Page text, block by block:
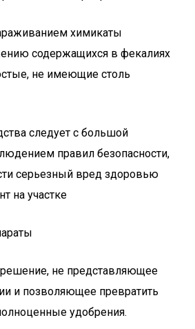
химикаты
содержащихся в фекалиях
не имеющие столь
следует с большой
правил безопасности,
серьезный вред здоровью
на участке
решение, не представляющее
и позволяющее превратить
удобрения.